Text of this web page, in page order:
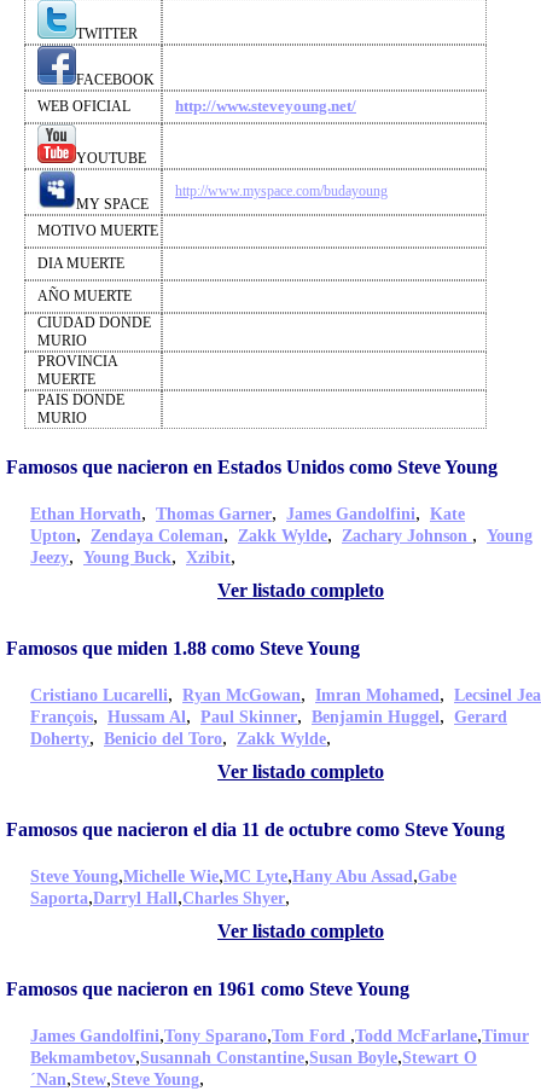
TWITTER
FACEBOOK
WEB OFICIAL
http://www.steveyoung.net/
YOUTUBE
MY SPACE
http://www.myspace.com/budayoung
MOTIVO MUERTE
DIA MUERTE
AÑO MUERTE
CIUDAD DONDE
MURIO
PROVINCIA
MUERTE
PAIS DONDE
MURIO
Famosos que nacieron en Estados Unidos como Steve Young
Ethan Horvath, Thomas Garner, James Gandolfini, Kate
Upton, Zendaya Coleman, Zakk Wylde, Zachary Johnson , Young
Jeezy, Young Buck, Xzibit,
Ver listado completo
Famosos que miden 1.88 como Steve Young
Cristiano Lucarelli, Ryan McGowan, Imran Mohamed, Lecsinel
François, Hussam Al, Paul Skinner, Benjamin Huggel, Gerard
Doherty, Benicio del Toro, Zakk Wylde,
Ver listado completo
Famosos que nacieron el dia 11 de octubre como Steve Young
Steve Young,Michelle Wie,MC Lyte,Hany Abu Assad,Gabe
Saporta,Darryl Hall,Charles Shyer,
Ver listado completo
Famosos que nacieron en 1961 como Steve Young
James Gandolfini,Tony Sparano,Tom Ford ,Todd McFarlane,Timur
Bekmambetov,Susannah Constantine,Susan Boyle,Stewart O
´Nan,Stew,Steve Young,